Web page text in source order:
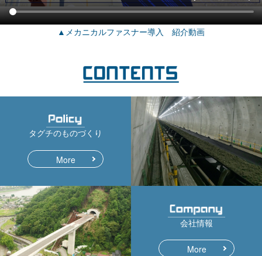
▲メカニカルファスナー導入 紹介動画
タグチのものづくり
More
会社情報
More